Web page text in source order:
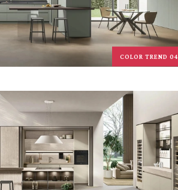
COLOR TREND 04